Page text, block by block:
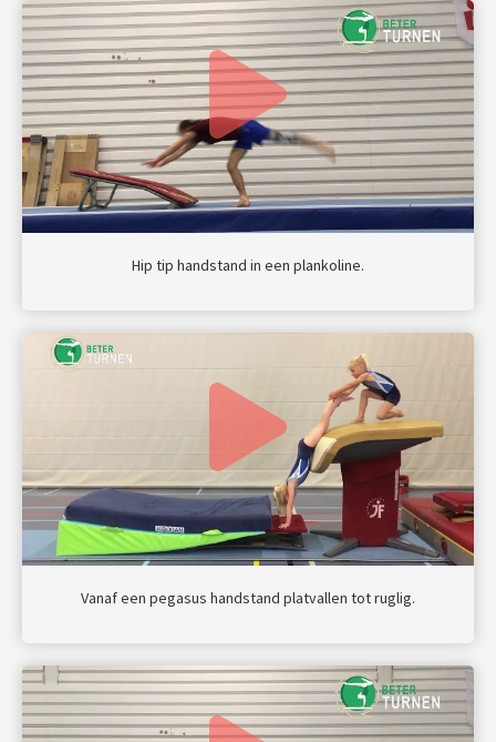
Hip tip handstand in een plankoline.
Vanaf een pegasus handstand platvallen tot ruglig.